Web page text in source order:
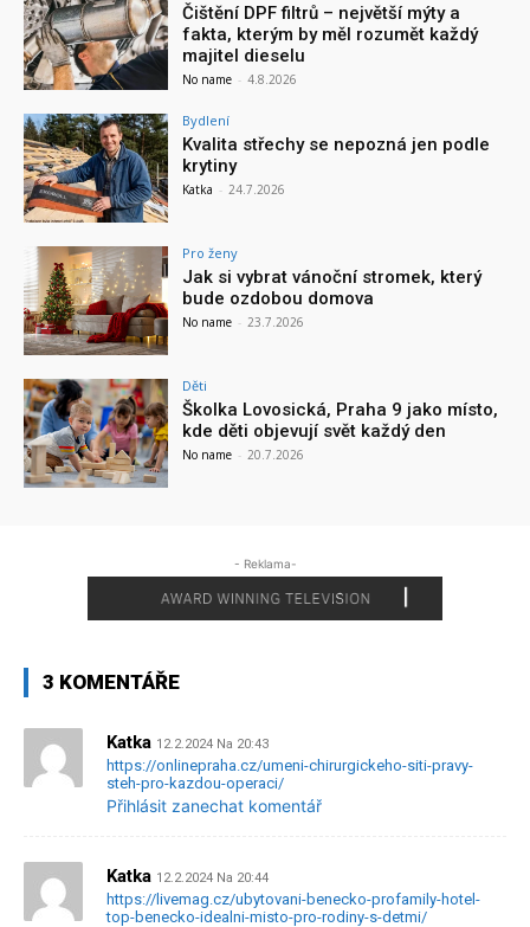
Čištění DPF filtrů – největší mýty a
fakta, kterým by měl rozumět každý
majitel dieselu
No name - 4.8.2026
Bydlení
Kvalita střechy se nepozná jen podle
krytiny
Katka - 24.7.2026
Pro ženy
Jak si vybrat vánoční stromek, který
bude ozdobou domova
No name - 23.7.2026
Děti
Školka Lovosická, Praha 9 jako místo,
kde děti objevují svět každý den
No name - 20.7.2026
- Reklama-
3 KOMENTÁŘE
Katka 12.2.2024 Na 20:43
https://onlinepraha.cz/umeni-chirurgickeho-siti-pravy-
steh-pro-kazdou-operaci/
Přihlásit zanechat komentář
Katka 12.2.2024 Na 20:44
https://livemag.cz/ubytovani-benecko-profamily-hotel-
top-benecko-idealni-misto-pro-rodiny-s-detmi/